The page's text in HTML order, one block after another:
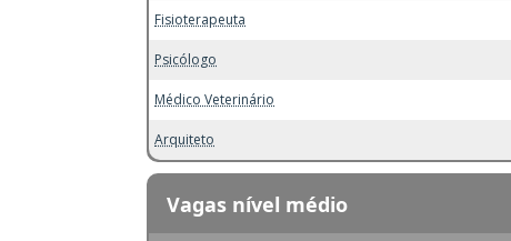
Fisioterapeuta
Psicólogo
Médico Veterinário
Arquiteto
Vagas nível médio